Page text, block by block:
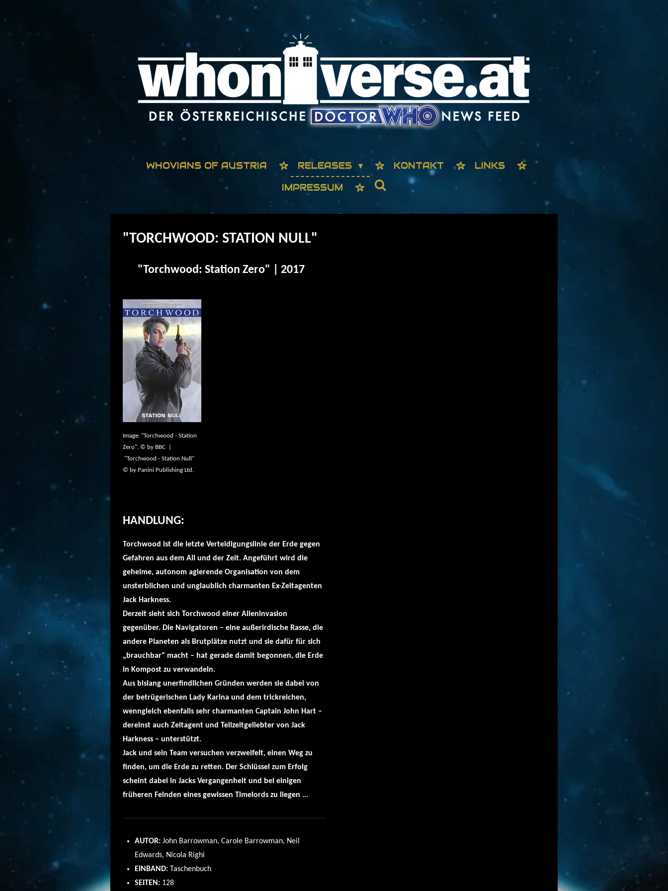
WHOVIANS OF AUSTRIA RELEASES KONTAKT
LINKS
IMPRESSUM
"TORCHWOOD: STATION NULL"
"Torchwood: Station Zero" | 2017
Image: "Torchwood - Station
Zero". © by BBC |
"Torchwood - Station Null"
© by Panini Publishing Ltd.
HANDLUNG:
Torchwood ist die letzte Verteidigungslinie der Erde gegen
Gefahren aus dem All und der Zeit. Angeführt wird die
geheime, autonom agierende Organisation von dem
unsterblichen und unglaublich charmanten Ex-Zeitagenten
Jack Harkness.
Derzeit sieht sich Torchwood einer Alieninvasion
gegenüber. Die Navigatoren – eine außerirdische Rasse, die
andere Planeten als Brutplätze nutzt und sie dafür für sich
„brauchbar“ macht – hat gerade damit begonnen, die Erde
in Kompost zu verwandeln.
Aus bislang unerfindlichen Gründen werden sie dabei von
der betrügerischen Lady Karina und dem trickreichen,
wenngleich ebenfalls sehr charmanten Captain John Hart –
dereinst auch Zeitagent und Teilzeitgeliebter von Jack
Harkness – unterstützt.
Jack und sein Team versuchen verzweifelt, einen Weg zu
finden, um die Erde zu retten. Der Schlüssel zum Erfolg
scheint dabei in Jacks Vergangenheit und bei einigen
früheren Feinden eines gewissen Timelords zu liegen ...
AUTOR: John Barrowman, Carole Barrowman, Neil
Edwards, Nicola Righi
EINBAND: Taschenbuch
SEITEN: 128